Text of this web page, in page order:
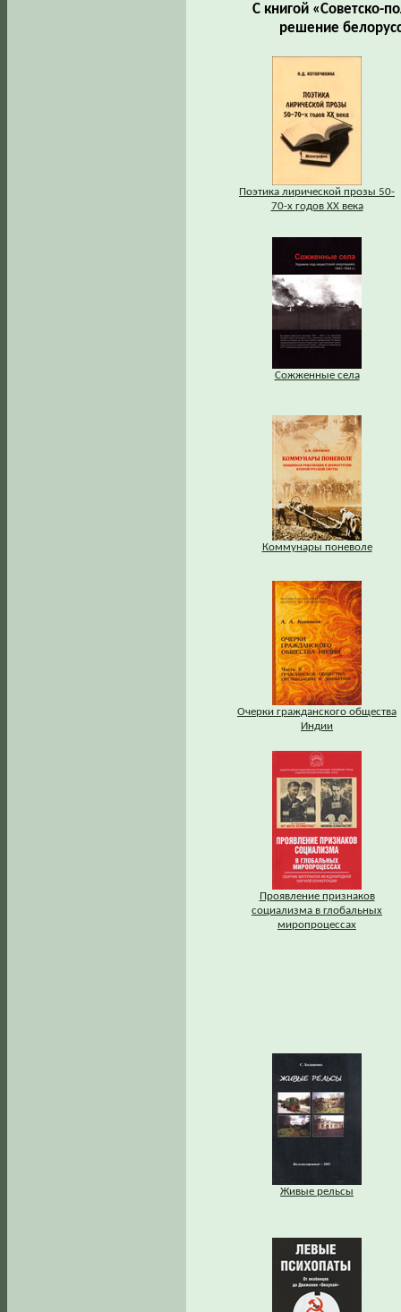
С книгой «Советско-
решение
Поэтика лирической прозы 50-
70-х годов XX века
Сожженные села
Коммунары поневоле
Очерки гражданского общества
Индии
Проявление признаков
социализма в глобальных
миропроцессах
Живые рельсы